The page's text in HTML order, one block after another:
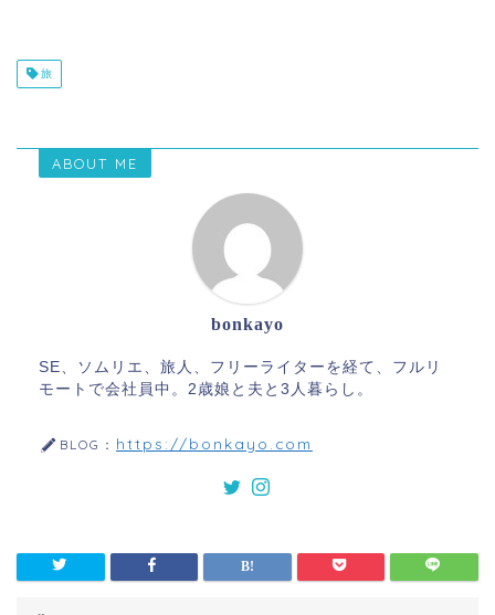
旅
ABOUT ME
bonkayo
SE、ソムリエ、旅人、フリーライターを経て、フルリ
モートで会社員中。2歳娘と夫と3人暮らし。
BLOG： https://bonkayo.com